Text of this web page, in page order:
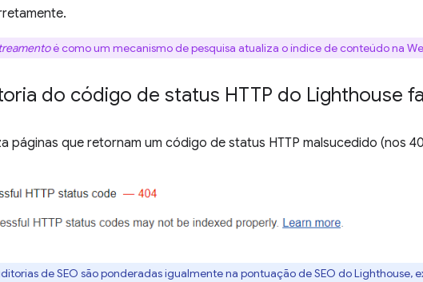
é como um mecanismo de pesquisa atualiza o índice de conteúdo na
do código de status HTTP do Lighthouse
páginas que retornam um código de status HTTP malsucedido (nos
de SEO são ponderadas igualmente na pontuação de SEO do Lighthouse,